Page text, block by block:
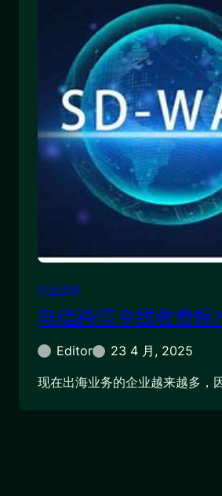
行业百科
电信跨境专线收费标
Editor
23 4 月, 2025
现在出海业务的企业越来越多，